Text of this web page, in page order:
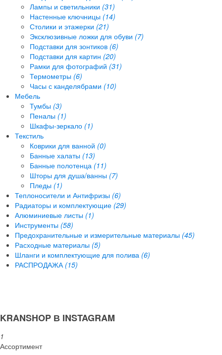
Лампы и светильники (31)
Настенные ключницы (14)
Столики и этажерки (21)
Эксклюзивные ложки для обуви (7)
Подставки для зонтиков (6)
Подставки для картин (20)
Рамки для фотографий (31)
Термометры (6)
Часы с канделябрами (10)
Мебель
Тумбы (3)
Пеналы (1)
Шкафы-зеркало (1)
Текстиль
Коврики для ванной (0)
Банные халаты (13)
Банные полотенца (11)
Шторы для душа/ванны (7)
Пледы (1)
Теплоносители и Антифризы (6)
Радиаторы и комплектующие (29)
Алюминиевые листы (1)
Инструменты (58)
Предохранительные и измерительные материалы (45)
Расходные материалы (5)
Шланги и комплектующие для полива (6)
РАСПРОДАЖА (15)
KRANSHOP В INSTAGRAM
1
Ассортимент